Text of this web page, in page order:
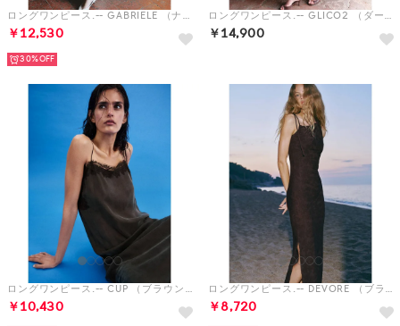
ロングワンピース.-- GABRIELE （ナチュラルホワイト）
￥12,530
30%
ロングワンピース.-- GLICO2 （ダークレッド）
￥14,900
ロングワンピース.-- CUP （ブラウン）
￥10,430
ロングワンピース.-- DEVORE （ブラウン）
￥8,720